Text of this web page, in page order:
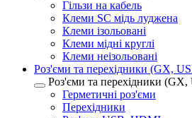
Гільзи на кабель
Клеми SC мідь луджена
Клеми ізольовані
Клеми мідні круглі
Клеми неізольовані
Роз'єми та перехідники (GX,
Роз'єми та перехідники
Герметичні роз'єми
Перехідники